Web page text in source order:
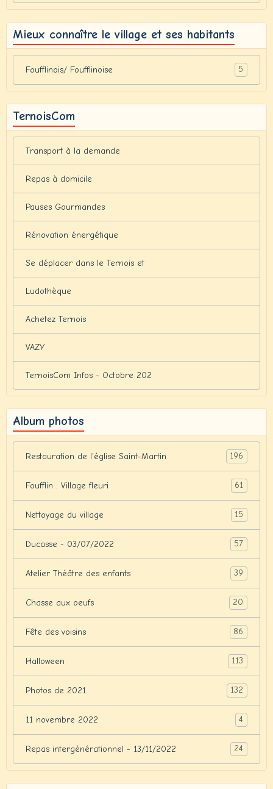
Mieux connaître le village et ses habitants
Foufflinois/ Foufflinoise 5
TernoisCom
Transport à la demande
Repas à domicile
Pauses Gourmandes
Rénovation énergétique
Se déplacer dans le Ternois et
Ludothèque
Achetez Ternois
VAZY
TernoisCom Infos - Octobre 202
Album photos
Restauration de l'église Saint-Martin 196
Foufflin : Village fleuri 61
Nettoyage du village 15
Ducasse - 03/07/2022 57
Atelier Théâtre des enfants 39
Chasse aux oeufs 20
Fête des voisins 86
Halloween 113
Photos de 2021 132
11 novembre 2022 4
Repas intergénérationnel - 13/11/2022 24